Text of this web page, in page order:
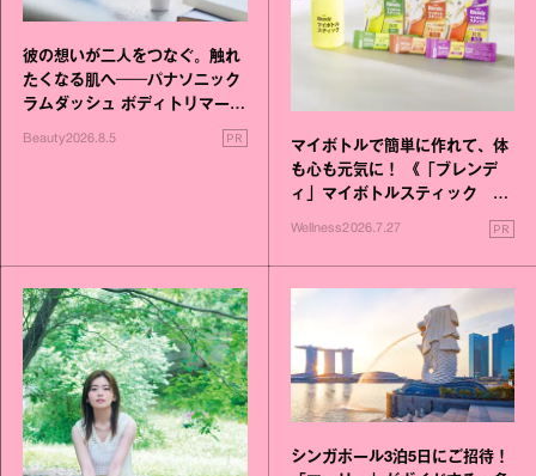
彼の想いが二人をつなぐ。触れ
たくなる肌へ──パナソニック
ラムダッシュ ボディトリマーが
Beauty2026.8.5 PR
マイボトルで簡単に作れて、体
も心も元気に！ 《「ブレンデ
ィ」マイボトルスティック い
いこと毎日》シリーズが誕生
Wellness2026.7.27 PR
シンガポール3泊5日にご招待！